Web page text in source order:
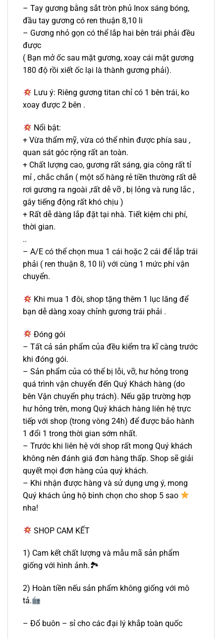
– Tay gương bằng sắt tròn phủ Inox sáng bóng,
đầu tay gương có ren thuận 8,10 li
– Gương nhỏ gọn có thể lắp hai bên trái phải đều
được
( Bạn mở ốc sau mặt gương, xoay cái mặt gương
180 độ rồi xiết ốc lại là thành gương phải).
Lưu ý: Riêng gương titan chỉ có 1 bên trái, ko
xoay được 2 bên .
Nổi bật:
+ Vừa thẩm mỹ, vừa có thể nhìn được phía sau ,
quan sát góc rộng rất an toàn.
+ Chất lượng cao, gương rất sáng, gia công rất tỉ
mỉ , chắc chắn ( một số hàng rẻ tiền thường rất dễ
rơi gương ra ngoài ,rất dễ vỡ , bị lỏng và rung lắc ,
gây tiếng động rất khó chịu )
+ Rất dễ dàng lắp đặt tại nhà. Tiết kiệm chi phí,
thời gian.
..
– A/E có thể chọn mua 1 cái hoặc 2 cái để lắp trái
phải ( ren thuận 8, 10 li) với cùng 1 mức phí vận
chuyển.
Khi mua 1 đôi, shop tặng thêm 1 lục lăng để
bạn dễ dàng xoay chỉnh gương trái phải .
Đóng gói
– Tất cả sản phẩm của đều kiểm tra kĩ càng trước
khi đóng gói.
– Sản phẩm của có thể bị lỗi, vỡ, hư hỏng trong
quá trình vận chuyển đến Quý Khách hàng (do
bên Vận chuyển phụ trách). Nếu gặp trường hợp
hư hỏng trên, mong Quý khách hàng liên hệ trực
tiếp với shop (trong vòng 24h) để được bảo hành
1 đổi 1 trong thời gian sớm nhất.
– Trước khi liên hệ với shop rất mong Quý khách
không nên đánh giá đơn hàng thấp. Shop sẽ giải
quyết mọi đơn hàng của quý khách.
– Khi nhận được hàng và sử dụng ưng ý, mong
Quý khách ủng hộ bình chọn cho shop 5 sao
nha!
SHOP CAM KẾT
1) Cam kết chất lượng và mẫu mã sản phẩm
giống với hình ảnh.🏞
2) Hoàn tiền nếu sản phẩm không giống với mô
tả.
– Đổ buôn – sỉ cho các đại lý khắp toàn quốc